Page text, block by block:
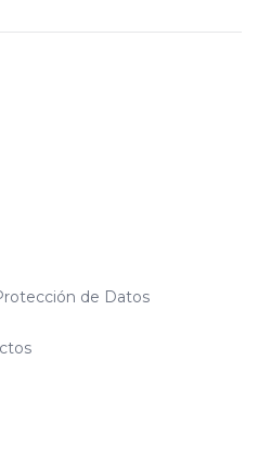
para niños menores
puede causar
4+
encuentra en el empaque
de acuerdo al día de
de Datos